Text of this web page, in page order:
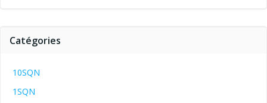
Catégories
10SQN
1SQN